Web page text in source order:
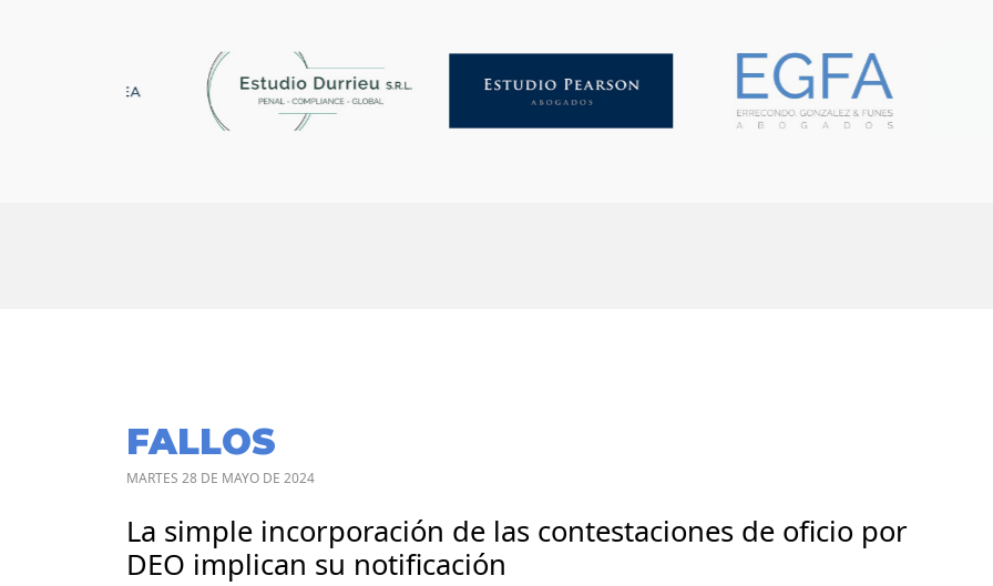
FALLOS
MARTES 28 DE MAYO DE 2024
La simple incorporación de las contestaciones de oficio por
DEO implican su notificación